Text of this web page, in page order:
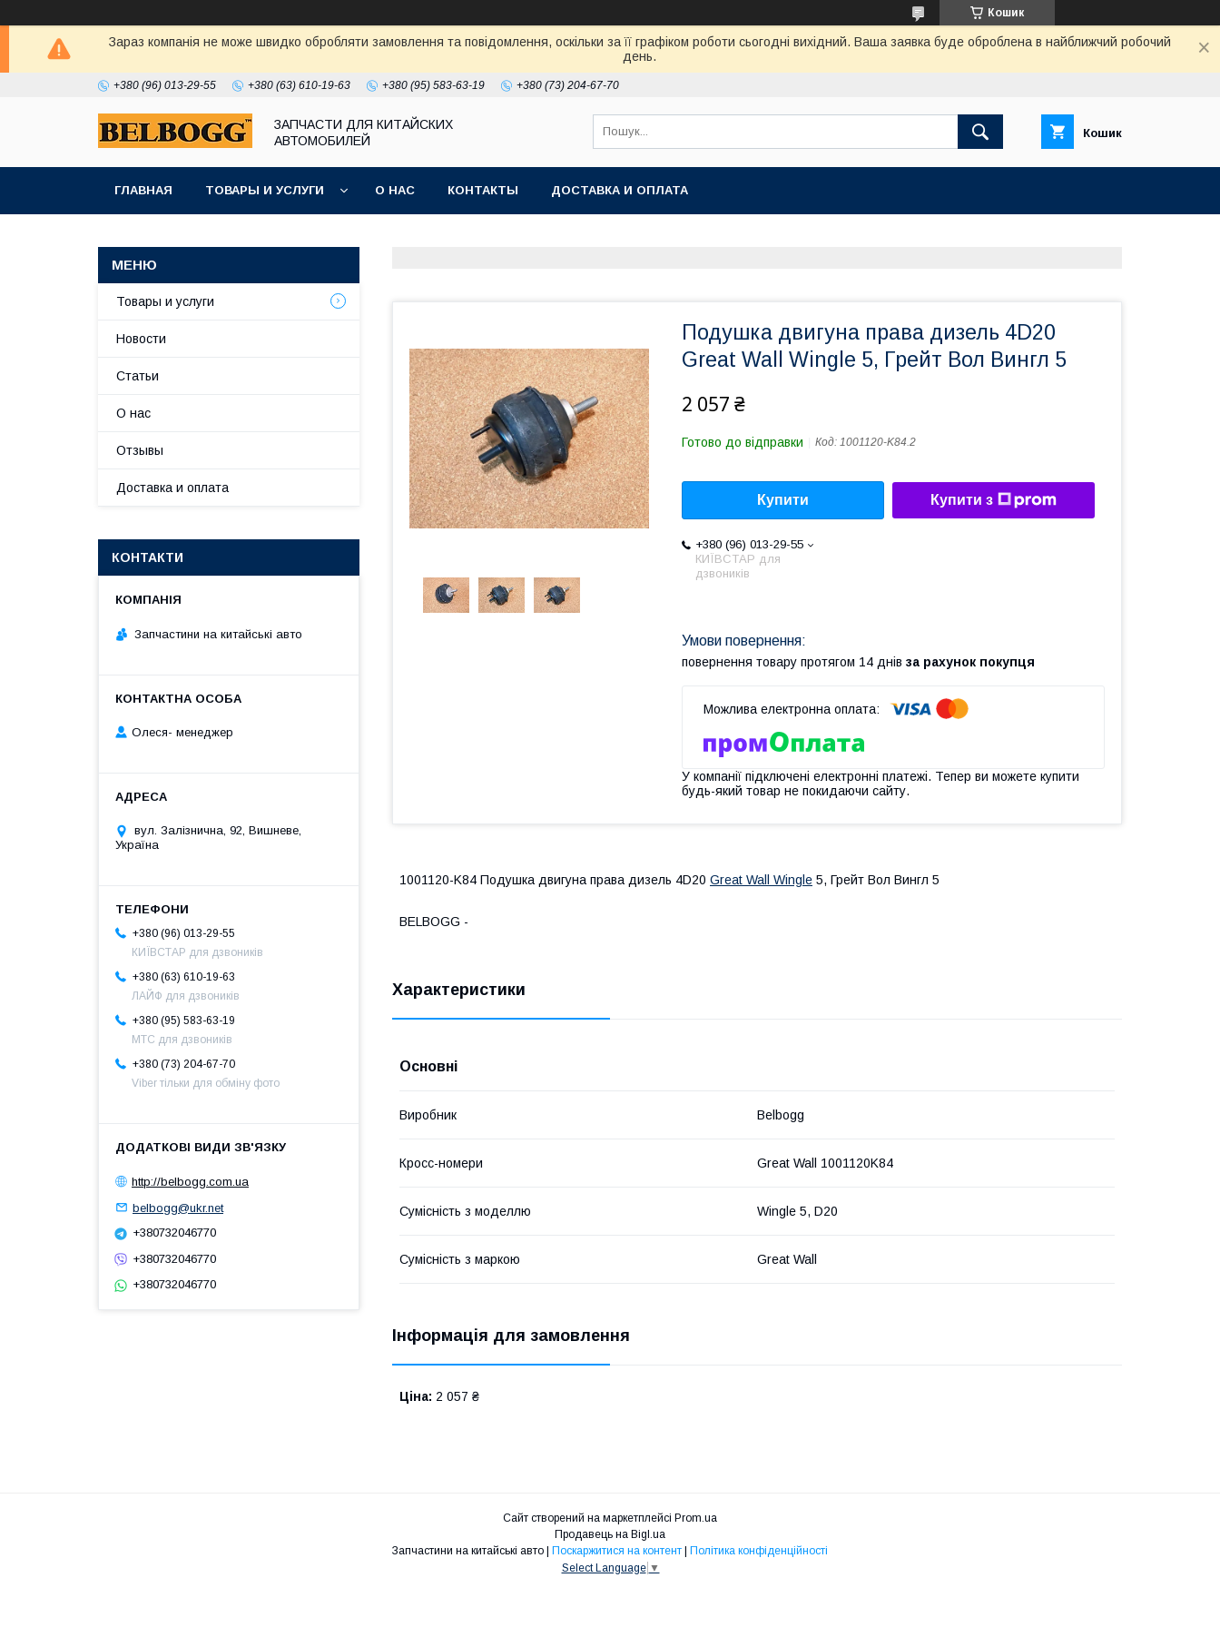
Кошик
Зараз компанія не може швидко обробляти замовлення та повідомлення, оскільки за її графіком роботи сьогодні вихідний. Ваша заявка буде оброблена в найближчий робочий
день.
+380 (96) 013-29-55 +380 (63) 610-19-63 +380 (95) 583-63-19 +380 (73) 204-67-70
ЗАПЧАСТИ ДЛЯ КИТАЙСКИХ
АВТОМОБИЛЕЙ
Кошик
ГЛАВНАЯ ТОВАРЫ И УСЛУГИ О НАС КОНТАКТЫ ДОСТАВКА И ОПЛАТА
Подушка двигуна права дизель 4D20
Great Wall Wingle 5, Грейт Вол Вингл 5
2 057 ₴
Готово до відправки Код: 1001120-K84.2
Купити Купити з
+380 (96) 013-29-55
КИЇВСТАР для
дзвоників
повернення товару протягом 14 днів за рахунок покупця
У компанії підключені електронні платежі. Тепер ви можете купити
будь-який товар не покидаючи сайту.
1001120-K84 Подушка двигуна права дизель 4D20 Great Wall Wingle 5, Грейт Вол Вингл 5
BELBOGG -
Характеристики
Основні
Виробник Belbogg
Кросс-номери Great Wall 1001120K84
Сумісність з моделлю Wingle 5, D20
Сумісність з маркою Great Wall
Інформація для замовлення
Ціна: 2 057 ₴
Товары и услуги
Новости
Статьи
О нас
Отзывы
Доставка и оплата
КОНТАКТИ
Запчастини на китайські авто
Олеся- менеджер
вул. Залізнична, 92, Вишневе,
Україна
+380 (96) 013-29-55
КИЇВСТАР для дзвоників
+380 (63) 610-19-63
ЛАЙФ для дзвоників
+380 (95) 583-63-19
МТС для дзвоників
+380 (73) 204-67-70
Viber тільки для обміну фото
http://belbogg.com.ua
belbogg@ukr.net
+380732046770
+380732046770
+380732046770
Сайт створений на маркетплейсі Prom.ua
Продавець на Bigl.ua
Запчастини на китайські авто | Поскаржитися на контент | Політика конфіденційності
Select Language ▼